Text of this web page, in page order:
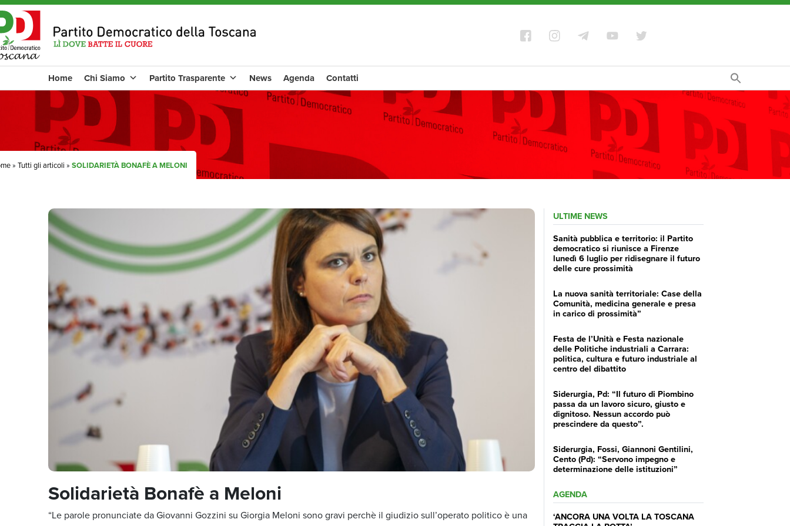
Home Chi Siamo Partito Trasparente News Agenda Contatti
» Tutti gli articoli » SOLIDARIETÀ BONAFÈ A MELONI
Solidarietà Bonafè a Meloni
“Le parole pronunciate da Giovanni Gozzini su Giorgia Meloni sono gravi perchè il giudizio sull’operato politico è una
ULTIME NEWS
Sanità pubblica e territorio: il Partito
democratico si riunisce a Firenze
lunedì 6 luglio per ridisegnare il futuro
delle cure prossimità
La nuova sanità territoriale: Case della
Comunità, medicina generale e presa
in carico di prossimità”
Festa de l’Unità e Festa nazionale
delle Politiche industriali a Carrara:
politica, cultura e futuro industriale al
centro del dibattito
Siderurgia, Pd: “Il futuro di Piombino
passa da un lavoro sicuro, giusto e
dignitoso. Nessun accordo può
prescindere da questo”.
Siderurgia, Fossi, Giannoni Gentilini,
Cento (Pd): “Servono impegno e
determinazione delle istituzioni”
AGENDA
‘ANCORA UNA VOLTA LA TOSCANA